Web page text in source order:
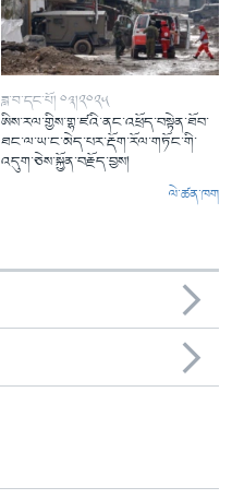
ཟླ་བ་དང་པོ། ༠༣།༢༠༢༥
ཨིས་རལ་གྱིས་གྷ་ཛའི་ནང་འཕྲོད་བསྟེན་ཐོབ་
ཐང་ལ་ཡ་ང་མེད་པར་རྡོག་རོལ་གཏོང་གི་
འདུག་ཅེས་སྐྱོན་བརྗོད་བྱས།
ལེ་ཚན་ཁག